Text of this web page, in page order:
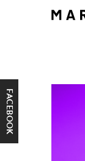
FACEBOOK